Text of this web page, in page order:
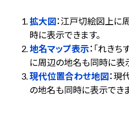
拡大図：江戸切絵図上に
時に表示できます。
地名マップ表示：「れき
に周辺の地名も同時に表
現代位置合わせ地図：現
の地名も同時に表示できま